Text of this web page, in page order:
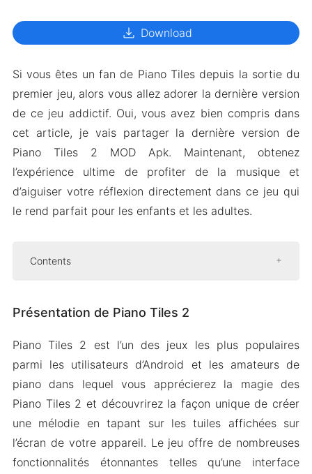
download Download
Si vous êtes un fan de Piano Tiles depuis la sortie du
premier jeu, alors vous allez adorer la dernière version
de ce jeu addictif. Oui, vous avez bien compris dans
cet article, je vais partager la dernière version de
Piano Tiles 2 MOD Apk. Maintenant, obtenez
l’expérience ultime de profiter de la musique et
d’aiguiser votre réflexion directement dans ce jeu qui
le rend parfait pour les enfants et les adultes.
Contents
Fonctionnalités sociales
Classement et réalisations
Mod Version APK de Piano Tiles 2
Caractéristiques du Mod
Téléchargez Piano Tiles 2 MOD Apk pour
Android 2024
Présentation de Piano Tiles 2
Piano Tiles 2 est l’un des jeux les plus populaires
parmi les utilisateurs d’Android et les amateurs de
piano dans lequel vous apprécierez la magie des
Piano Tiles 2 et découvrirez la façon unique de créer
une mélodie en tapant sur les tuiles affichées sur
l’écran de votre appareil. Le jeu offre de nombreuses
fonctionnalités étonnantes telles qu’une interface